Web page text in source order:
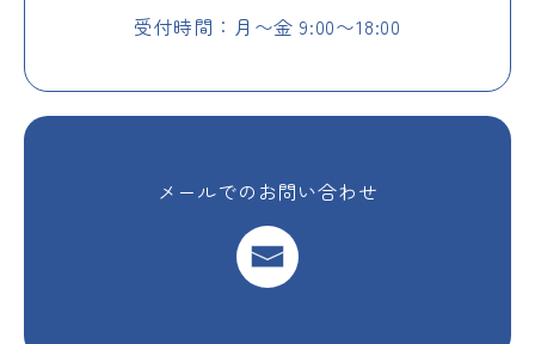
受付時間：月〜金 9:00〜18:00
メールでのお問い合わせ